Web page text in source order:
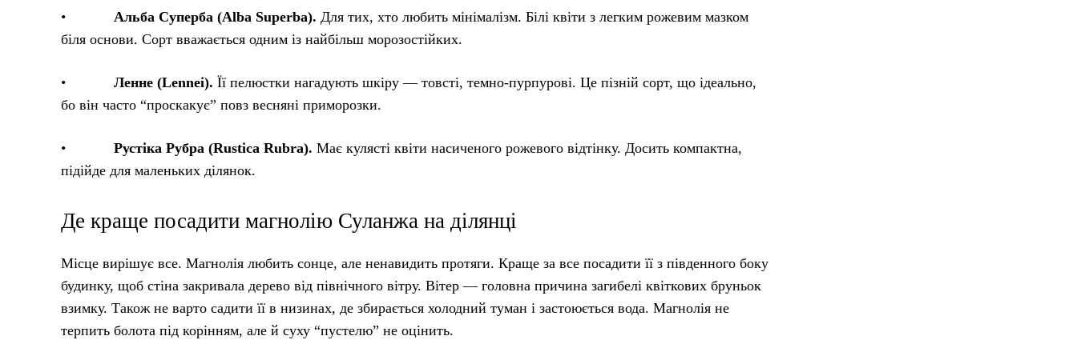
• Альба Суперба (Alba Superba). Для тих, хто любить мінімалізм. Білі квіти з легким рожевим мазком
біля основи. Сорт вважається одним із найбільш морозостійких.
• Ленне (Lennei). Її пелюстки нагадують шкіру — товсті, темно-пурпурові. Це пізній сорт, що ідеально,
бо він часто “проскакує” повз весняні приморозки.
• Рустіка Рубра (Rustica Rubra). Має кулясті квіти насиченого рожевого відтінку. Досить компактна,
підійде для маленьких ділянок.
Де краще посадити магнолію Суланжа на ділянці
Місце вирішує все. Магнолія любить сонце, але ненавидить протяги. Краще за все посадити її з південного боку
будинку, щоб стіна закривала дерево від північного вітру. Вітер — головна причина загибелі квіткових бруньок
взимку. Також не варто садити її в низинах, де збирається холодний туман і застоюється вода. Магнолія не
терпить болота під корінням, але й суху “пустелю” не оцінить.